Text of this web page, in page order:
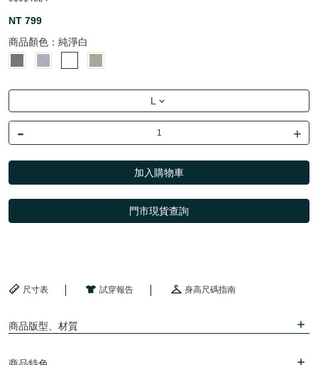
NT 799
商品顏色： 純淨白
L
- +
加入購物車
門市現貨查詢
尺寸表 試穿報告 身高尺碼指南
商品版型、材質